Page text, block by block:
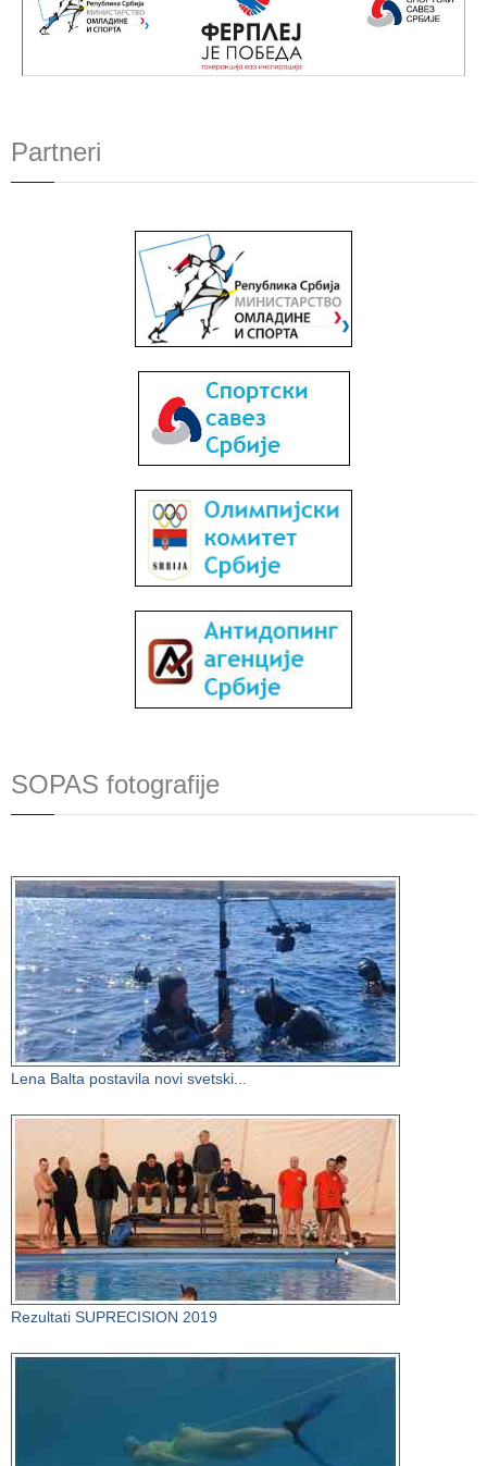
Partneri
SOPAS fotografije
Lena Balta postavila novi svetski...
Rezultati SUPRECISION 2019